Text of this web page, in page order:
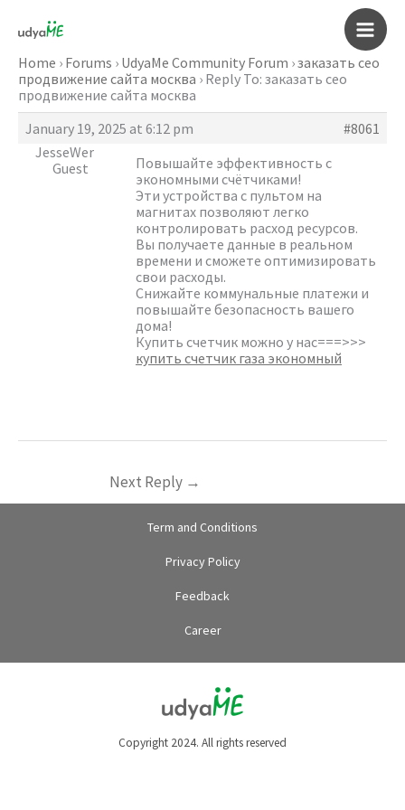
content
Main
Home › Forums › UdyaMe Community Forum ›заказать сео
продвижение сайта москва › Reply To: заказать сео
продвижение сайта москва
January 19, 2025 at 6:12 pm
#8061
JesseWer
Guest
Повышайте эффективность с
экономными счётчиками!
Эти устройства с пультом на
магнитах позволяют легко
контролировать расход ресурсов.
Вы получаете данные в реальном
времени и сможете оптимизировать
свои расходы.
Снижайте коммунальные платежи и
повышайте безопасность вашего
дома!
Купить счетчик можно у нас===>>>
купить счетчик газа экономный
Next Reply →
Term and Conditions
Privacy Policy
Feedback
Career
Copyright 2024. All rights reserved